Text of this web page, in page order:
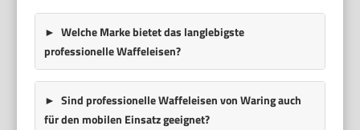
Welche Marke bietet das langlebigste
professionelle Waffeleisen?
Sind professionelle Waffeleisen von Waring auch
für den mobilen Einsatz geeignet?